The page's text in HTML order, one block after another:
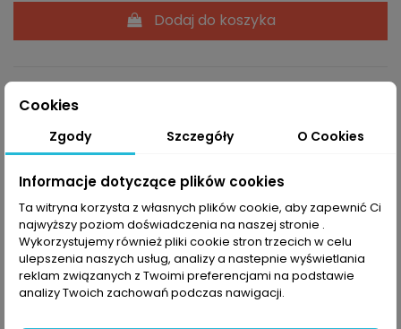
Dodaj do koszyka
Opis
Skarpety sportowe Endurance Dartmy Low Cut
Performanceto uniwersalne stopki stworzone z
myślą o osobach aktywnych, które cenią sobie
komfort, higienę i funkcjonalność w czasie każdego
treningu. Model ten doskonale sprawdzi się zarówno
Cookies
Zgody Szczegóły O Cookies
Informacje dotyczące plików cookies
Ta witryna korzysta z własnych plików cookie, aby zapewnić Ci
najwyższy poziom doświadczenia na naszej stronie .
Wykorzystujemy również pliki cookie stron trzecich w celu
ulepszenia naszych usług, analizy a nastepnie wyświetlania
reklam związanych z Twoimi preferencjami na podstawie
analizy Twoich zachowań podczas nawigacji.